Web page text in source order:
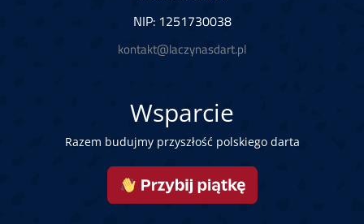
NIP: 1251730038
kontakt@laczynasdart.pl
Wsparcie
Razem budujmy przyszłość polskiego darta